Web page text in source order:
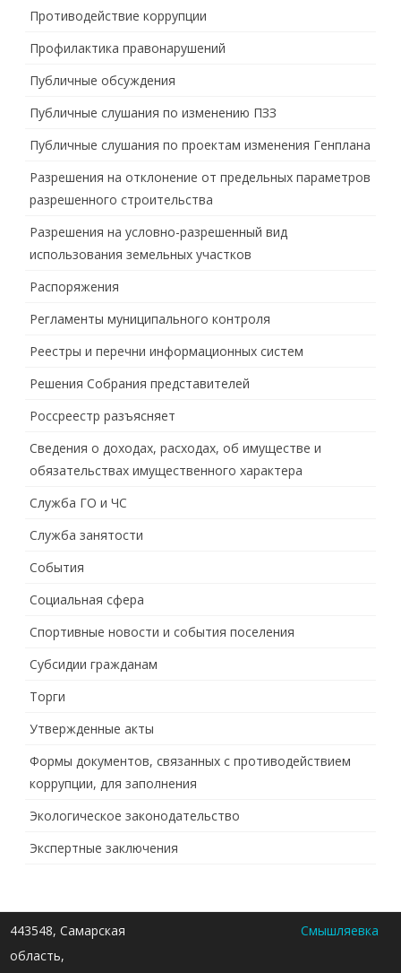
Противодействие коррупции
Профилактика правонарушений
Публичные обсуждения
Публичные слушания по изменению ПЗЗ
Публичные слушания по проектам изменения Генплана
Разрешения на отклонение от предельных параметров
разрешенного строительства
Разрешения на условно-разрешенный вид
использования земельных участков
Распоряжения
Регламенты муниципального контроля
Реестры и перечни информационных систем
Решения Собрания представителей
Россреестр разъясняет
Сведения о доходах, расходах, об имуществе и
обязательствах имущественного характера
Служба ГО и ЧС
Служба занятости
События
Социальная сфера
Спортивные новости и события поселения
Субсидии гражданам
Торги
Утвержденные акты
Формы документов, связанных с противодействием
коррупции, для заполнения
Экологическое законодательство
Экспертные заключения
443548, Самарская
область,
Смышляевка